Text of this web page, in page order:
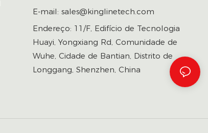
E-mail: sales@kinglinetech.com
Endereço: 11/F, Edifício de Tecnologia
Huayi, Yongxiang Rd, Comunidade de
Wuhe, Cidade de Bantian, Distrito de
Longgang, Shenzhen, China